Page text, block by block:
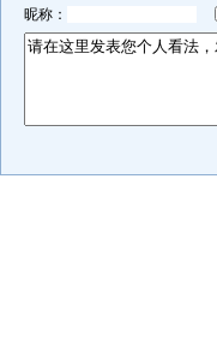
昵称：